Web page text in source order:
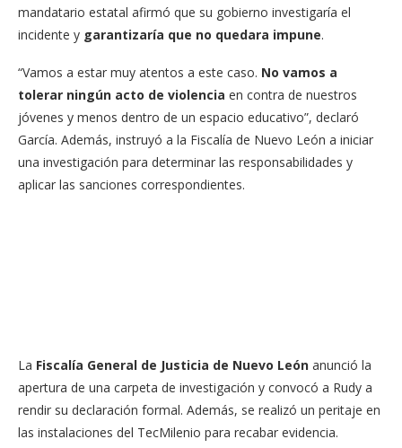
mandatario estatal afirmó que su gobierno investigaría el
incidente y garantizaría que no quedara impune.
“Vamos a estar muy atentos a este caso. No vamos a
tolerar ningún acto de violencia en contra de nuestros
jóvenes y menos dentro de un espacio educativo”, declaró
García. Además, instruyó a la Fiscalía de Nuevo León a iniciar
una investigación para determinar las responsabilidades y
aplicar las sanciones correspondientes.
La Fiscalía General de Justicia de Nuevo León anunció la
apertura de una carpeta de investigación y convocó a Rudy a
rendir su declaración formal. Además, se realizó un peritaje en
las instalaciones del TecMilenio para recabar evidencia.